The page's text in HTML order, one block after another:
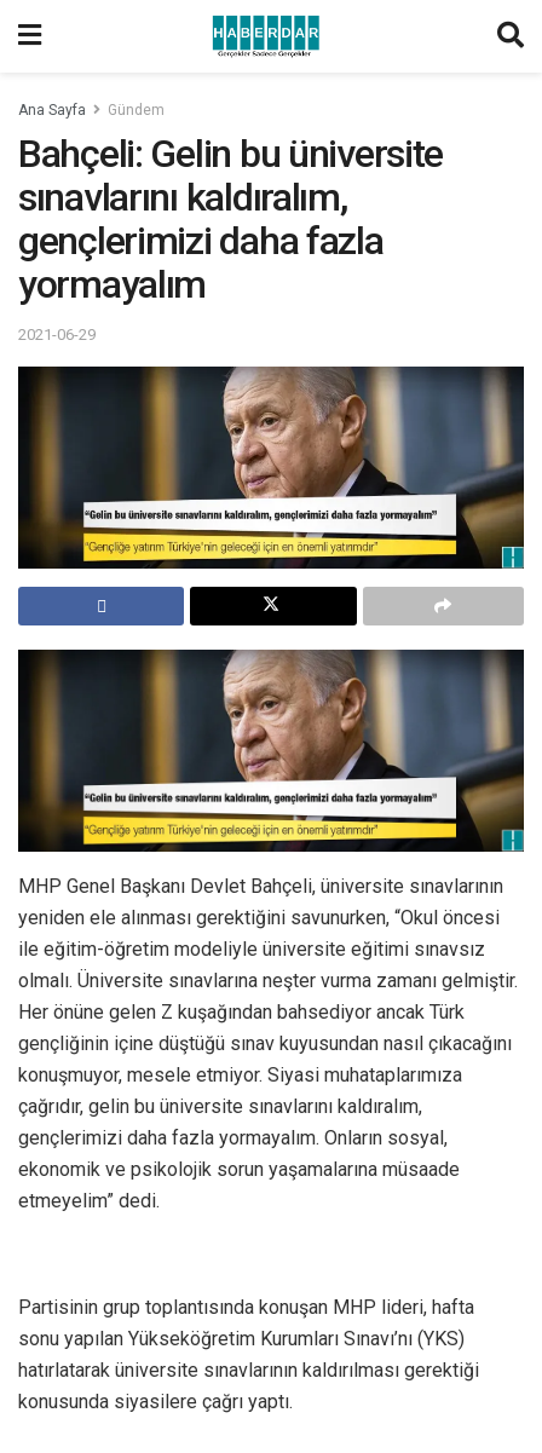
Ana Sayfa Gündem
Bahçeli: Gelin bu üniversite
sınavlarını kaldıralım,
gençlerimizi daha fazla
yormayalım
2021-06-29
MHP Genel Başkanı Devlet Bahçeli, üniversite sınavlarının
yeniden ele alınması gerektiğini savunurken, “Okul öncesi
ile eğitim-öğretim modeliyle üniversite eğitimi sınavsız
olmalı. Üniversite sınavlarına neşter vurma zamanı gelmiştir.
Her önüne gelen Z kuşağından bahsediyor ancak Türk
gençliğinin içine düştüğü sınav kuyusundan nasıl çıkacağını
konuşmuyor, mesele etmiyor. Siyasi muhataplarımıza
çağrıdır, gelin bu üniversite sınavlarını kaldıralım,
gençlerimizi daha fazla yormayalım. Onların sosyal,
ekonomik ve psikolojik sorun yaşamalarına müsaade
etmeyelim” dedi.
Partisinin grup toplantısında konuşan MHP lideri, hafta
sonu yapılan Yükseköğretim Kurumları Sınavı’nı (YKS)
hatırlatarak üniversite sınavlarının kaldırılması gerektiği
konusunda siyasilere çağrı yaptı.